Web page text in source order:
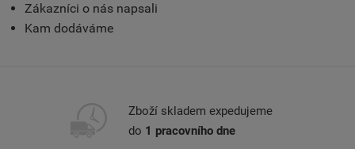
Zákazníci o nás napsali
Kam dodáváme
Zboží skladem expedujeme
do 1 pracovního dne